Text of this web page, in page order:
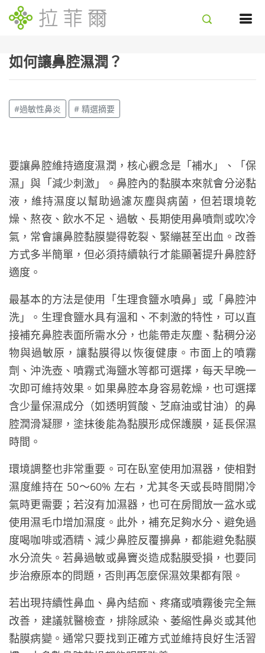
如何讓鼻腔濕潤？
#過敏性鼻炎 # 精選摘要
要讓鼻腔維持適度濕潤，核心觀念是「補水」、「保
濕」與「減少刺激」。鼻腔內的黏膜本來就會分泌黏
液，維持濕度以幫助過濾灰塵與病菌，但若環境乾
燥、熬夜、飲水不足、過敏、長期使用鼻噴劑或吹冷
氣，常會讓鼻腔黏膜變得乾裂、緊繃甚至出血。改善
方式多半簡單，但必須持續執行才能顯著提升鼻腔舒
適度。
最基本的方法是使用「生理食鹽水噴鼻」或「鼻腔沖
洗」。生理食鹽水具有溫和、不刺激的特性，可以直
接補充鼻腔表面所需水分，也能帶走灰塵、黏稠分泌
物與過敏原，讓黏膜得以恢復健康。市面上的噴霧
劑、沖洗壺、噴霧式海鹽水等都可選擇，每天早晚一
次即可維持效果。如果鼻腔本身容易乾燥，也可選擇
含少量保濕成分（如透明質酸、芝麻油或甘油）的鼻
腔潤滑凝膠，塗抹後能為黏膜形成保護膜，延長保濕
時間。
環境調整也非常重要。可在臥室使用加濕器，使相對
濕度維持在 50～60% 左右，尤其冬天或長時間開冷
氣時更需要；若沒有加濕器，也可在房間放一盆水或
使用濕毛巾增加濕度。此外，補充足夠水分、避免過
度喝咖啡或酒精、減少鼻腔反覆擤鼻，都能避免黏膜
水分流失。若鼻過敏或鼻竇炎造成黏膜受損，也要同
步治療原本的問題，否則再怎麼保濕效果都有限。
若出現持續性鼻血、鼻內結痂、疼痛或噴霧後完全無
改善，建議就醫檢查，排除感染、萎縮性鼻炎或其他
黏膜病變。通常只要找到正確方式並維持良好生活習